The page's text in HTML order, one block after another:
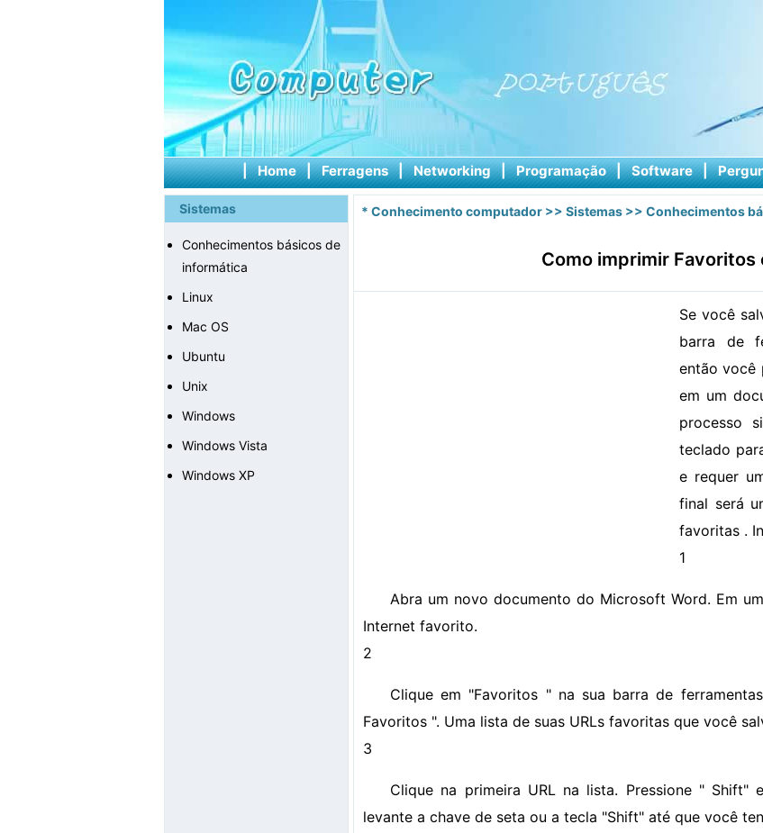
| Home | Ferragens | Networking | Programação | Software |
Sistemas
Conhecimentos básicos de
informática
Linux
Mac OS
Ubuntu
Unix
Windows
Windows Vista
Windows XP
* Conhecimento computador >> Sistemas >> Conhecimentos
Como imprimir Favoritos
Se você
barra de
então você
em um
processo
teclado
e requer
final será
favoritas .
1
Abra um novo documento do Microsoft Word. Em
Internet favorito.
2
Clique em "Favoritos " na sua barra de
Favoritos ". Uma lista de suas URLs favoritas que você
3
Clique na primeira URL na lista. Pressione "
levante a chave de seta ou a tecla "Shift" até que você